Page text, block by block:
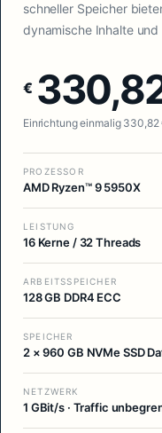
schneller Speicher
dynamische Inhalte
€
Einrichtung einmalig
PROZESSOR
AMD Ryzen™ 9 5950X
LEISTUNG
16 Kerne / 32 Threads
ARBEITSSPEICHER
128 GB DDR4 ECC
SPEICHER
2 × 960 GB NVMe SSD
NETZWERK
1 GBit/s · Traffic